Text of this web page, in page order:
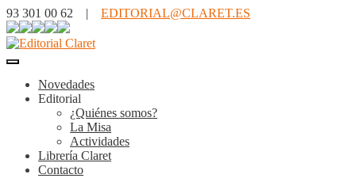
93 301 00 62 | EDITORIAL@CLARET.ES
Novedades
Editorial
¿Quiénes somos?
La Misa
Actividades
Librería Claret
Contacto